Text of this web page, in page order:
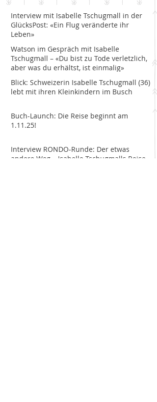
Interview mit Isabelle Tschugmall in der
GlücksPost: «Ein Flug veränderte ihr
Leben»
Watson im Gespräch mit Isabelle
Tschugmall – «Du bist zu Tode verletzlich,
aber was du erhältst, ist einmalig»
Blick: Schweizerin Isabelle Tschugmall (36)
lebt mit ihren Kleinkindern im Busch
Buch-Launch: Die Reise beginnt am
1.11.25!
Interview RONDO-Runde: Der etwas
andere Weg – Isabelle Tschugmalls Reise